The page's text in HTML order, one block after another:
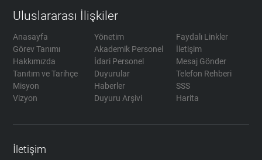
Uluslararası İlişkiler
Anasayfa
Görev Tanımı
Hakkımızda
Tanıtım ve Tarihçe
Misyon
Vizyon
Yönetim
Akademik Personel
İdari Personel
Duyurular
Haberler
Duyuru Arşivi
Faydalı Linkler
İletişim
Mesaj Gönder
Telefon Rehberi
SSS
Harita
İletişim